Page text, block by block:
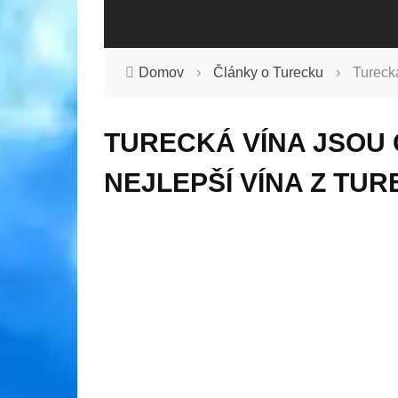
Domov › Články o Turecku ›
TURECKÁ VÍNA JSOU
NEJLEPŠÍ VÍNA Z